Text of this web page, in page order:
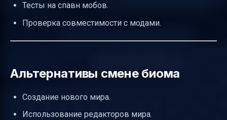
Тесты на спавн мобов.
Проверка совместимости с модами.
Альтернативы смене биома
Создание нового мира.
Использование редакторов мира.